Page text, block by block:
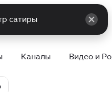
Каналы Видео и